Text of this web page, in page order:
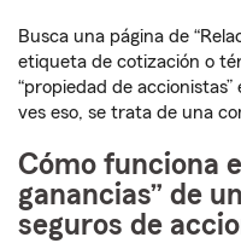
Busca una página de
etiqueta de cotización o
“propiedad de
ves eso, se trata de una
Cómo funciona
ganancias” de
seguros de